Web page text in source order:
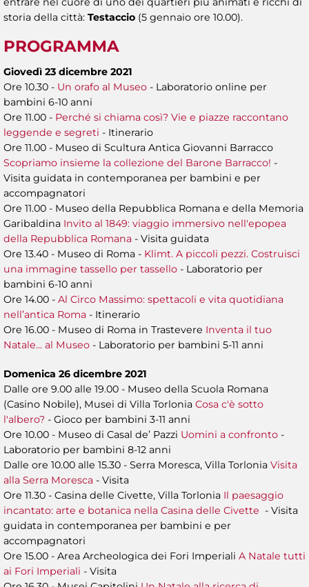
storia della città: Testaccio (5 gennaio ore 10.00).
PROGRAMMA
Giovedì 23 dicembre 2021
Ore 10.30 - Un orafo al Museo - Laboratorio online per
bambini 6-10 anni
Ore 11.00 - Perché si chiama così? Vie e piazze raccontano
leggende e segreti - Itinerario
Ore 11.00 - Museo di Scultura Antica Giovanni Barracco
Scopriamo insieme la collezione del Barone Barracco! -
Visita guidata in contemporanea per bambini e per
accompagnatori
Ore 11.00 - Museo della Repubblica Romana e della Memoria
Garibaldina Invito al 1849: viaggio immersivo nell'epopea
della Repubblica Romana - Visita guidata
Ore 13.40 - Museo di Roma - Klimt. A piccoli pezzi. Costruisci
una immagine tassello per tassello - Laboratorio per
bambini 6-10 anni
Ore 14.00 - Al Circo Massimo: spettacoli e vita quotidiana
nell’antica Roma - Itinerario
Ore 16.00 - Museo di Roma in Trastevere Inventa il tuo
Natale... al Museo - Laboratorio per bambini 5-11 anni
Domenica 26 dicembre 2021
Dalle ore 9.00 alle 19.00 - Museo della Scuola Romana
(Casino Nobile), Musei di Villa Torlonia Cosa c'è sotto
l'albero? - Gioco per bambini 3-11 anni
Ore 10.00 - Museo di Casal de’ Pazzi Uomini a confronto -
Laboratorio per bambini 8-12 anni
Dalle ore 10.00 alle 15.30 - Serra Moresca, Villa Torlonia Visita
alla Serra Moresca - Visita
Ore 11.30 - Casina delle Civette, Villa Torlonia Il paesaggio
incantato: arte e botanica nella Casina delle Civette - Visita
guidata in contemporanea per bambini e per
accompagnatori
Ore 15.00 - Area Archeologica dei Fori Imperiali A Natale tutti
ai Fori Imperiali - Visita